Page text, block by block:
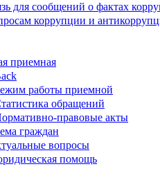
для сообщений о фактах
коррупции и
приемная
работы приемной
обращений
правовые акты
граждан
вопросы
помощь